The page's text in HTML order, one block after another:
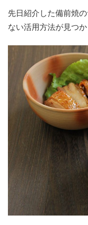
先日紹介した備前焼
ない活用方法が見つか